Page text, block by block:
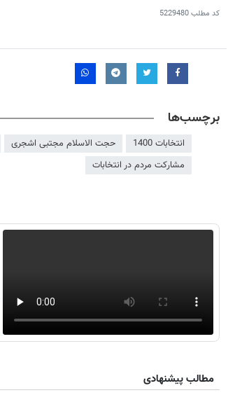
کد مطلب5229480
برچسب‌ها
انتخابات 1400 حجت الاسلام مجتبی اشجری
مشارکت مردم در انتخابات
مطالب پیشنهادی